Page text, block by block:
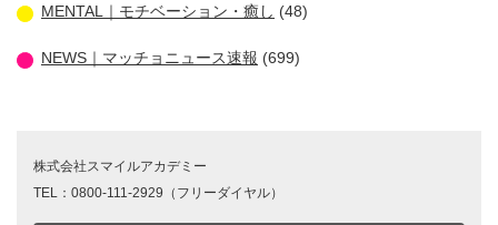
MENTAL｜モチベーション・癒し (48)
NEWS｜マッチョニュース速報 (699)
株式会社スマイルアカデミー
TEL：0800-111-2929（フリーダイヤル）